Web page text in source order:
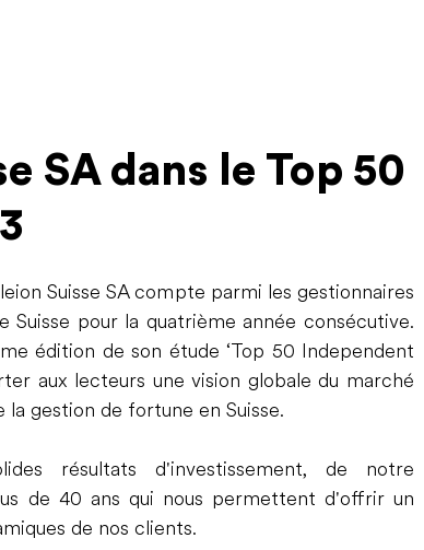
SA dans le Top 50
Suisse SA compte parmi les gestionnaires
pour la quatrième année consécutive.
édition de son étude ‘Top 50 Independent
aux lecteurs une vision globale du marché
gestion de fortune en Suisse.
résultats d'investissement, de notre
de 40 ans qui nous permettent d'offrir un
de nos clients.